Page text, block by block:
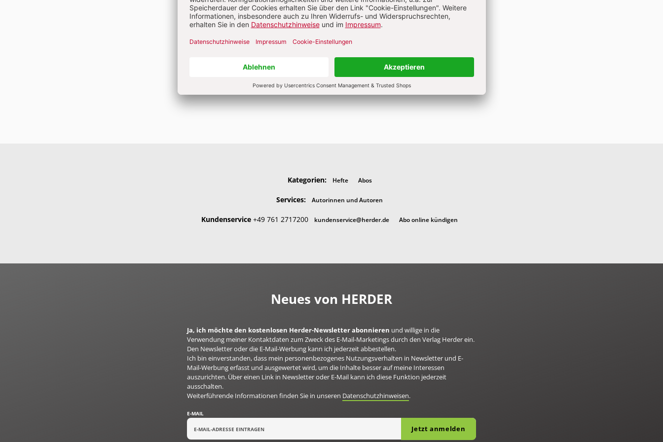
Kategorien: Hefte Abos
Services: Autorinnen und Autoren
Kundenservice +49 761 2717200 kundenservice@herder.de Abo online kündigen
Neues von HERDER
Ja, ich möchte den kostenlosen Herder-Newsletter abonnieren und willige in die
Verwendung meiner Kontaktdaten zum Zweck des E-Mail-Marketings durch den Verlag Herder ein.
Den Newsletter oder die E-Mail-Werbung kann ich jederzeit abbestellen.
Ich bin einverstanden, dass mein personenbezogenes Nutzungsverhalten in Newsletter und E-
Mail-Werbung erfasst und ausgewertet wird, um die Inhalte besser auf meine Interessen
auszurichten. Über einen Link in Newsletter oder E-Mail kann ich diese Funktion jederzeit
ausschalten.
Weiterführende Informationen finden Sie in unseren Datenschutzhinweisen.
E-MAIL
Jetzt anmelden